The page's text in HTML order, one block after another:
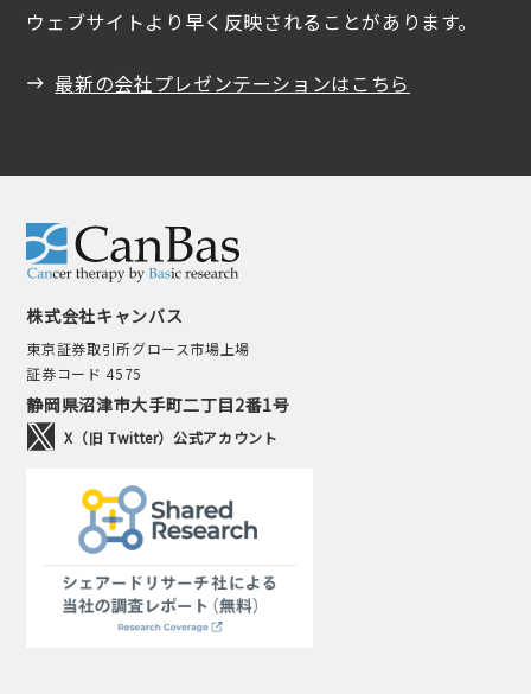
ウェブサイトより早く反映されることがあります。
最新の会社プレゼンテーションはこちら
株式会社キャンバス
東京証券取引所グロース市場上場
証券コード 4575
静岡県沼津市大手町二丁目2番1号
X（旧 Twitter）公式アカウント